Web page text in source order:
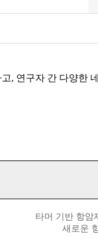
, 연구자 간 다양한
타머 기반 항암
새로운